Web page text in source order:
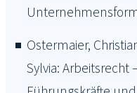
Ostermaier,
Sylvia: